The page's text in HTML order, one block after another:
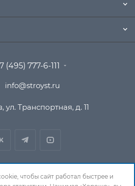
(495) 777-6-111
info@stroyst.ru
ул. Транспортная, д. 11
чтобы сайт работал быстрее и